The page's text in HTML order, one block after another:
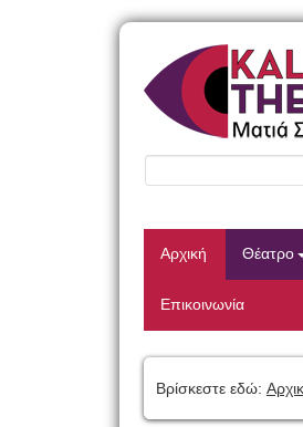
Αρχική Θέατρο
Επικοινωνία
Βρίσκεστε εδώ: